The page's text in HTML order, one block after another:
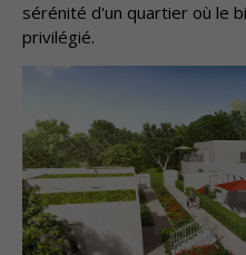
sérénité d'un quartier où le
privilégié.